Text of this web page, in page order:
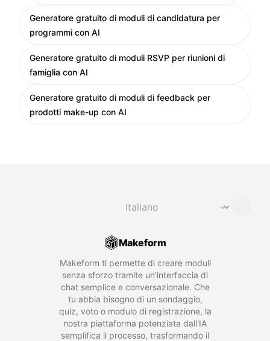
Generatore gratuito di moduli di candidatura per
programmi con AI
Generatore gratuito di moduli RSVP per riunioni di
famiglia con AI
Generatore gratuito di moduli di feedback per
prodotti make-up con AI
⌄
Makeform
Makeform ti permette di creare moduli
senza sforzo tramite un'interfaccia di
chat semplice e conversazionale. Che
tu abbia bisogno di un sondaggio,
quiz, voto o modulo di registrazione, la
nostra piattaforma potenziata dall'IA
semplifica il processo, trasformando il